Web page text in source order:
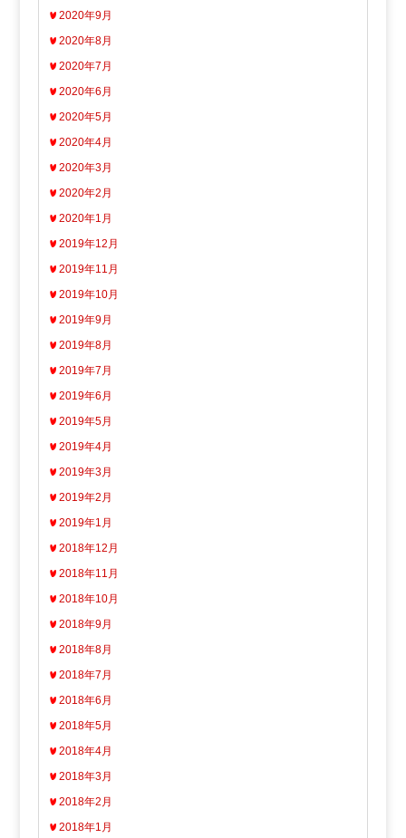
2020年9月
2020年8月
2020年7月
2020年6月
2020年5月
2020年4月
2020年3月
2020年2月
2020年1月
2019年12月
2019年11月
2019年10月
2019年9月
2019年8月
2019年7月
2019年6月
2019年5月
2019年4月
2019年3月
2019年2月
2019年1月
2018年12月
2018年11月
2018年10月
2018年9月
2018年8月
2018年7月
2018年6月
2018年5月
2018年4月
2018年3月
2018年2月
2018年1月